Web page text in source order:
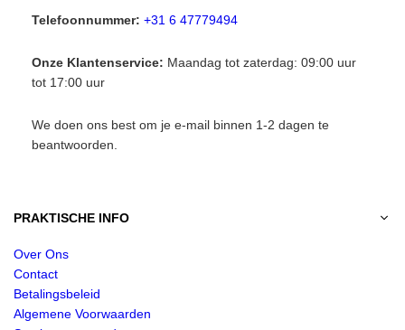
Telefoonnummer: +31 6 47779494
Onze Klantenservice: Maandag tot zaterdag: 09:00 uur
tot 17:00 uur
We doen ons best om je e-mail binnen 1-2 dagen te
beantwoorden.
PRAKTISCHE INFO
Over Ons
Contact
Betalingsbeleid
Algemene Voorwaarden